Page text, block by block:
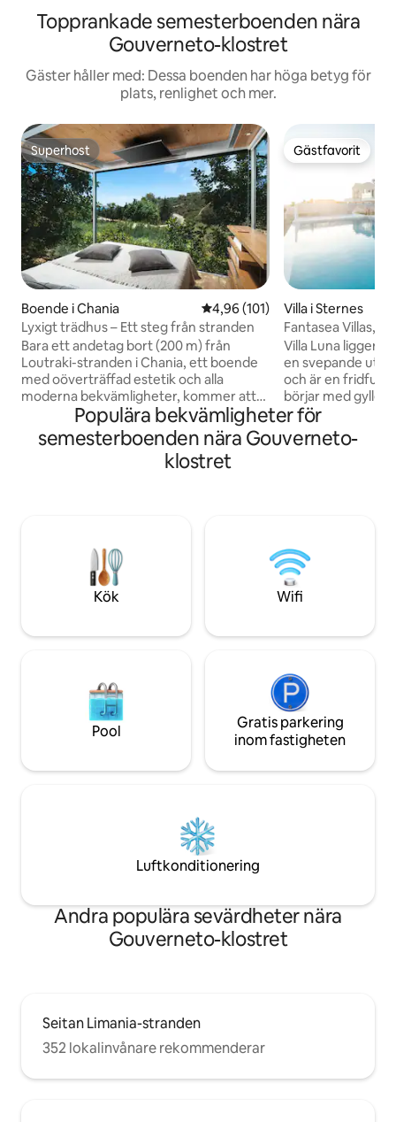
Topprankade semesterboenden nära
Gouverneto-klostret
Gäster håller med: Dessa boenden har höga betyg för
plats, renlighet och mer.
Superhost
Superhost
Boende i Chania 4,96 av 5 i genomsnittligt
4,96 (101)
Lyxigt trädhus – Ett steg från stranden
Bara ett andetag bort (200 m) från
Loutraki-stranden i Chania, ett boende
med oöverträffad estetik och alla
moderna bekvämligheter, kommer att
tillfredsställa även den mest krävande
smaken. Ett arkitektoniskt smakfullt
utrymme, bland en grönskande miljö är
redo att välkomna dig och erbjuda dig
dig Området är rikt på restauranger,
traditionella tavernor och barer. Gratis
WIFI och parkering!
Gästfavorit
Gästfavorit
Villa i Sternes
Fantasea Villas,
Villa Luna ligger
en svepande
och är en fridfull
börjar med
medan kvällarna
av under
som kastar sitt
erbjuder en
aldrig kommer
Populära bekvämligheter för
semesterboenden nära Gouverneto-
klostret
Kök Wifi
Pool
Gratis parkering
inom fastigheten
Luftkonditionering
Andra populära sevärdheter nära
Gouverneto-klostret
Seitan Limania-stranden
352 lokalinvånare rekommenderar